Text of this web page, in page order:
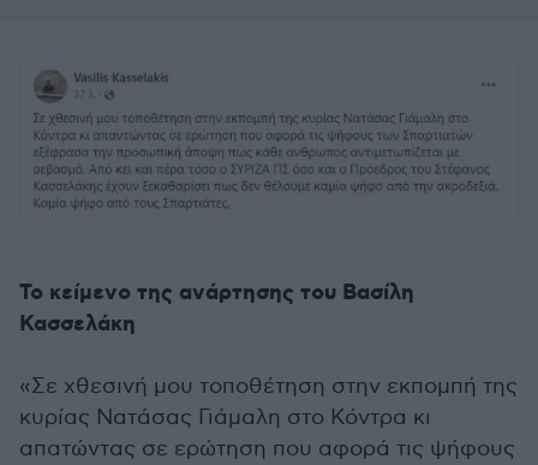
To κείμενο της ανάρτησης του Βασίλη
Κασσελάκη
«Σε χθεσινή μου τοποθέτηση στην εκπομπή της
κυρίας Νατάσας Γιάμαλη στο Κόντρα κι
απατώντας σε ερώτηση που αφορά τις ψήφους